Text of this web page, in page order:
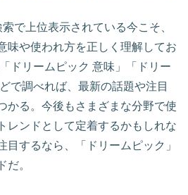
で上位表示されている今こそ、
味や使われ方を正しく理解してお
ドリームピック 意味」「ドリー
で調べれば、最新の話題や注目
かる。今後もさまざまな分野で使
レンドとして定着するかもしれな
目するなら、「ドリームピック」
だ。